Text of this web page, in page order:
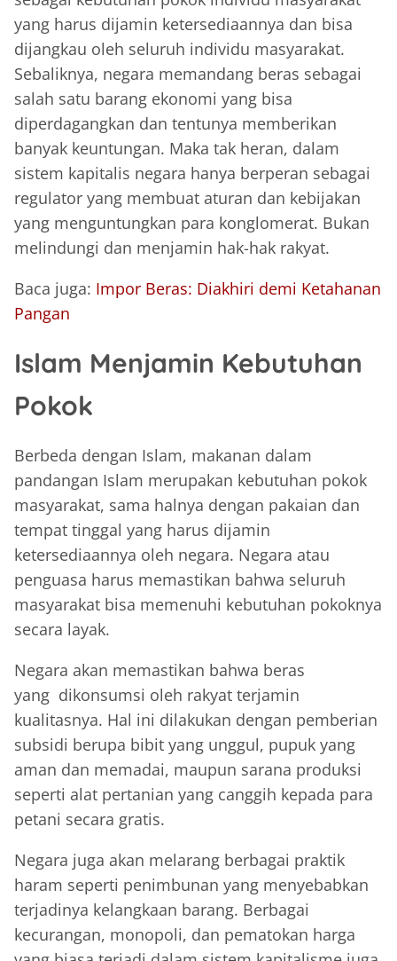
yang harus dijamin ketersediaannya dan bisa
dijangkau oleh seluruh individu masyarakat.
Sebaliknya, negara memandang beras sebagai
salah satu barang ekonomi yang bisa
diperdagangkan dan tentunya memberikan
banyak keuntungan. Maka tak heran, dalam
sistem kapitalis negara hanya berperan sebagai
regulator yang membuat aturan dan kebijakan
yang menguntungkan para konglomerat. Bukan
melindungi dan menjamin hak-hak rakyat.
Baca juga: Impor Beras: Diakhiri demi Ketahanan
Pangan
Islam Menjamin Kebutuhan
Pokok
Berbeda dengan Islam, makanan dalam
pandangan Islam merupakan kebutuhan pokok
masyarakat, sama halnya dengan pakaian dan
tempat tinggal yang harus dijamin
ketersediaannya oleh negara. Negara atau
penguasa harus memastikan bahwa seluruh
masyarakat bisa memenuhi kebutuhan pokoknya
secara layak.
Negara akan memastikan bahwa beras
yang dikonsumsi oleh rakyat terjamin
kualitasnya. Hal ini dilakukan dengan pemberian
subsidi berupa bibit yang unggul, pupuk yang
aman dan memadai, maupun sarana produksi
seperti alat pertanian yang canggih kepada para
petani secara gratis.
Negara juga akan melarang berbagai praktik
haram seperti penimbunan yang menyebabkan
terjadinya kelangkaan barang. Berbagai
kecurangan, monopoli, dan pematokan harga